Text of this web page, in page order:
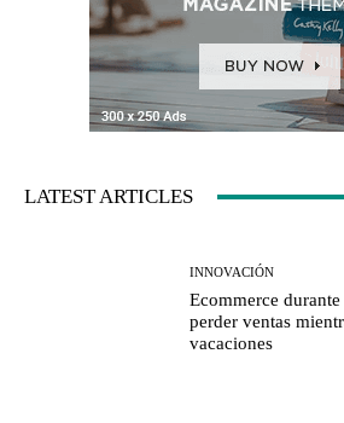
LATEST ARTICLES
INNOVACIÓN
Ecommerce
perder ventas
vacaciones